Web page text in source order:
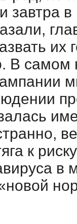
завтра
В
к
в